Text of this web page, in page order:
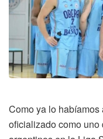
Como ya lo habíamos
oficializado como uno